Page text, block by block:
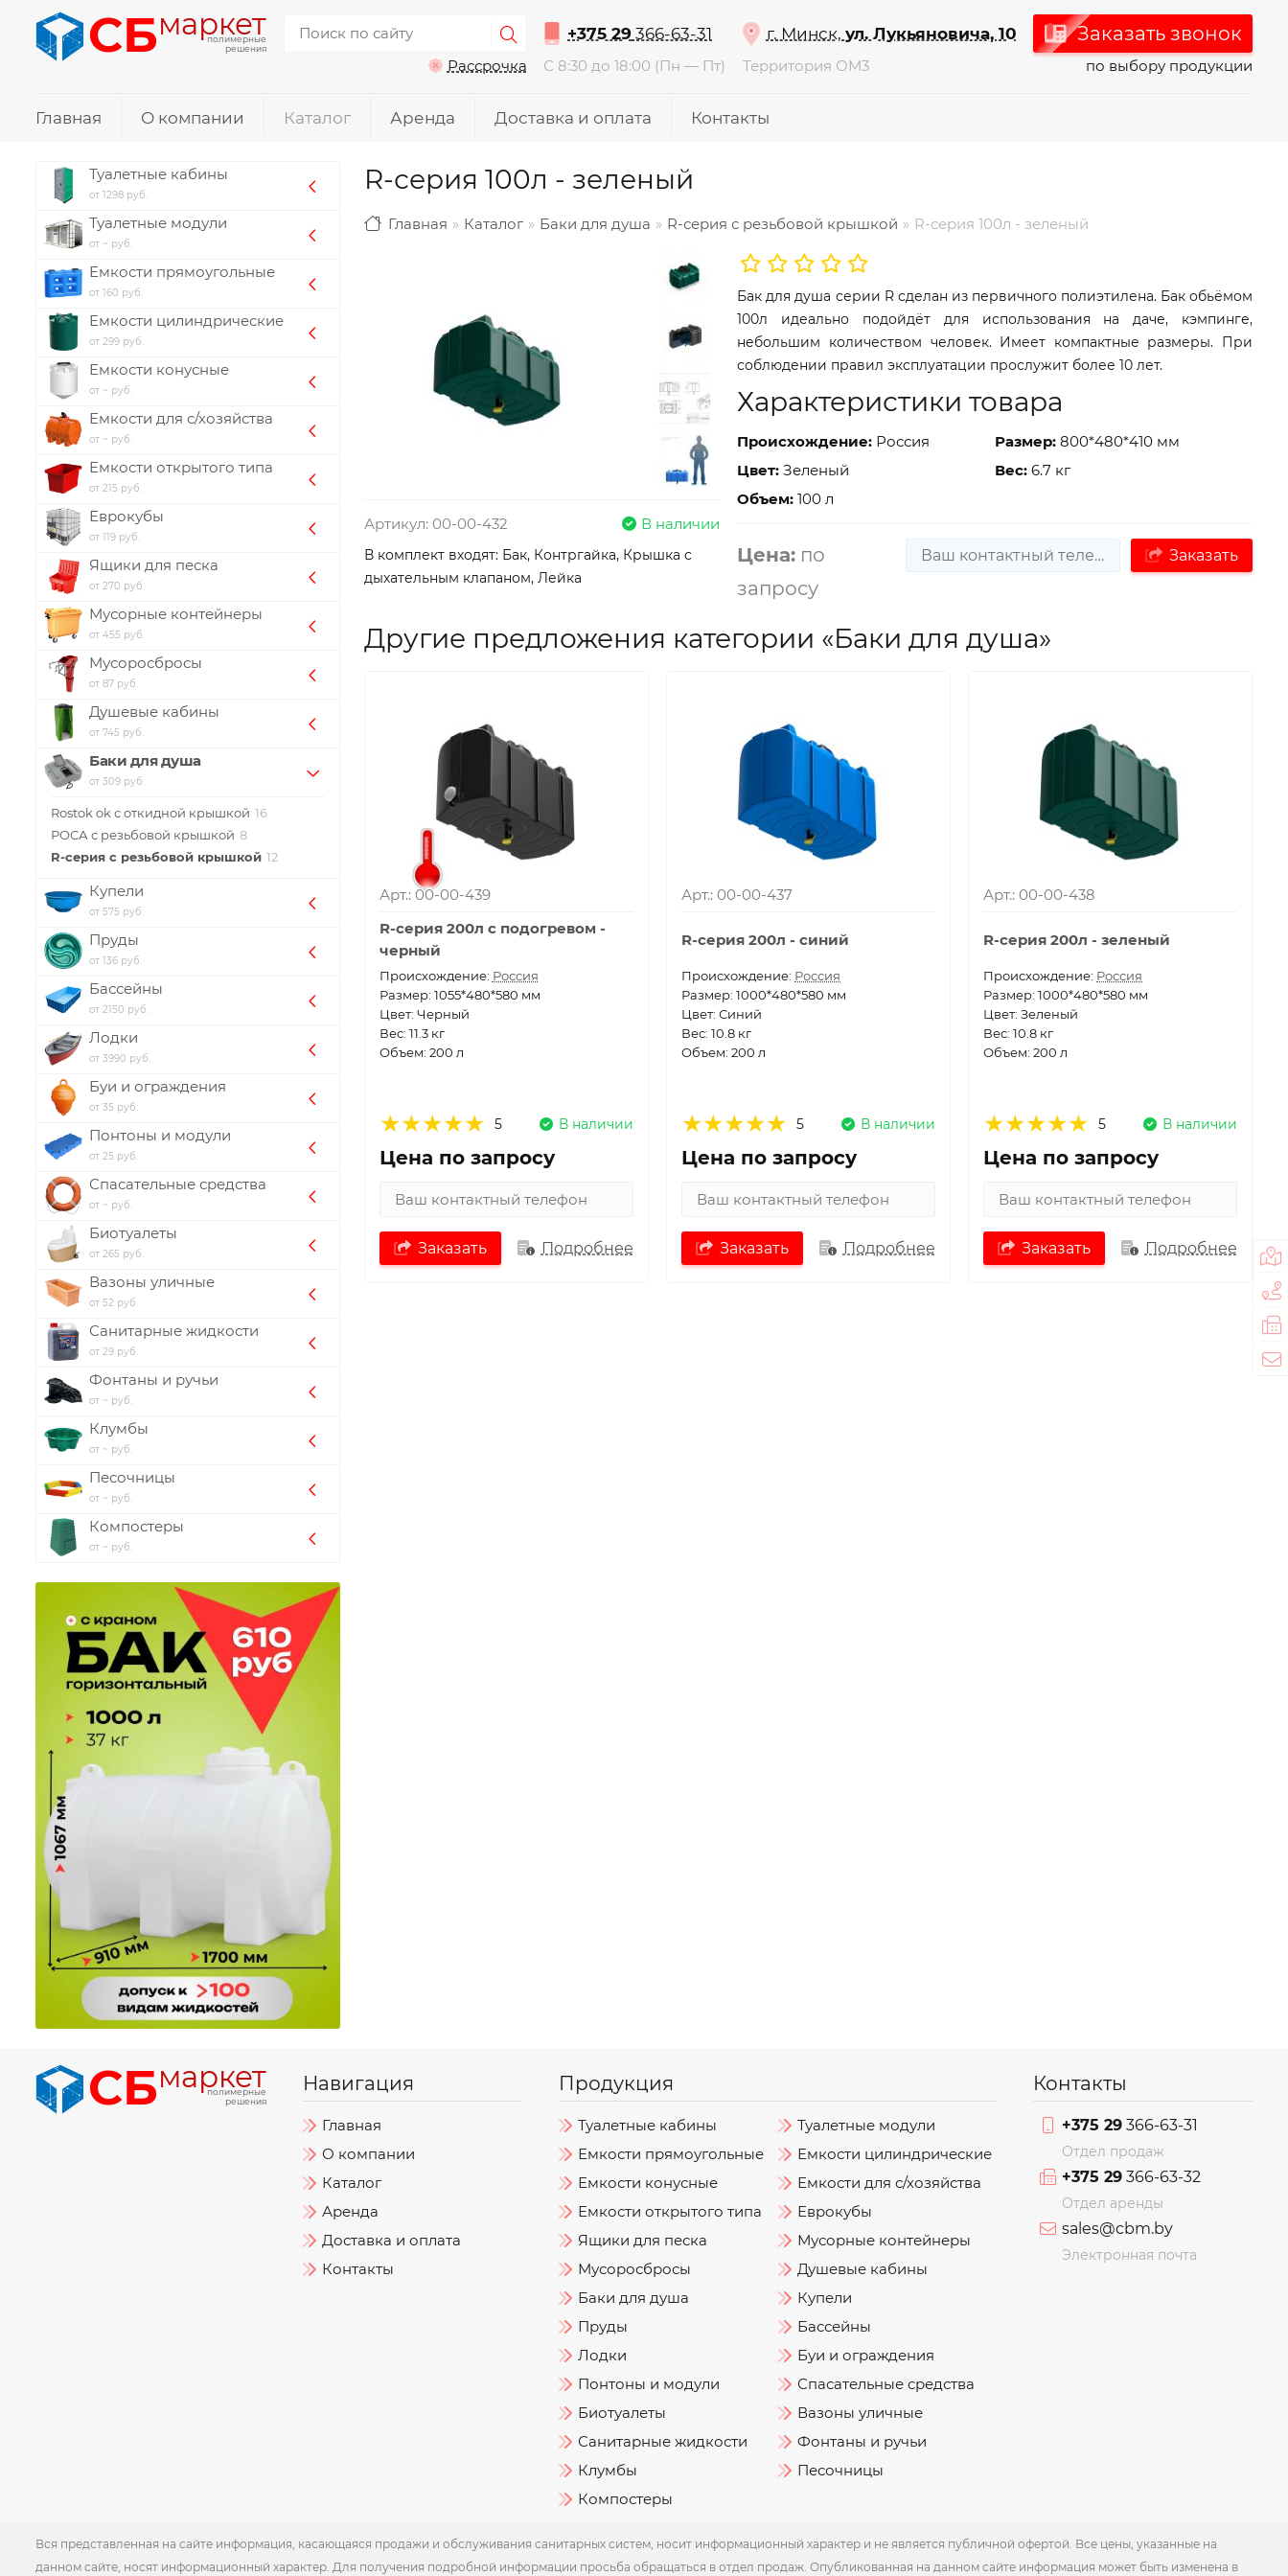
СБмаркет
полимерные
решения
Рассрочка
+375 29 366-63-31
С 8:30 до 18:00 (Пн — Пт)
г. Минск, ул. Лукьяновича, 10
Территория ОМ3
Заказать звонок
по выбору продукции
Главная О компании Каталог Аренда Доставка и оплата Контакты
Туалетные кабины
от 1298 руб.
Туалетные модули
от ~ руб.
Емкости прямоугольные
от 160 руб.
Емкости цилиндрические
от 299 руб.
Емкости конусные
от ~ руб.
Емкости для с/хозяйства
от ~ руб.
Емкости открытого типа
от 215 руб.
Еврокубы
от 119 руб.
Ящики для песка
от 270 руб.
Мусорные контейнеры
от 455 руб.
Мусоросбросы
от 87 руб.
Душевые кабины
от 745 руб.
Баки для душа
от 309 руб.
Rostok ok с откидной крышкой 16
РОСА с резьбовой крышкой 8
R-серия с резьбовой крышкой 12
Купели
от 575 руб.
Пруды
от 136 руб.
Бассейны
от 2150 руб.
Лодки
от 3990 руб.
Буи и ограждения
от 35 руб.
Понтоны и модули
от 25 руб.
Спасательные средства
от ~ руб.
Биотуалеты
от 265 руб.
Вазоны уличные
от 52 руб.
Санитарные жидкости
от 29 руб.
Фонтаны и ручьи
от ~ руб.
Клумбы
от ~ руб.
Песочницы
от ~ руб.
Компостеры
от ~ руб.
R-серия 100л - зеленый
Главная Каталог Баки для душа R-серия с резьбовой крышкой R-серия 100л - зеленый
Артикул: 00-00-432 В наличии
В комплект входят: Бак, Контргайка, Крышка с
дыхательным клапаном, Лейка
Бак для душа серии R сделан из первичного полиэтилена. Бак обьёмом
100л идеально подойдёт для использования на даче, кэмпинге,
небольшим количеством человек. Имеет компактные размеры. При
соблюдении правил эксплуатации прослужит более 10 лет.
Характеристики товара
Проиcхождение: Россия Размер: 800*480*410 мм
Цвет: Зеленый Вес: 6.7 кг
Объем: 100 л
Цена: по
запросу
Заказать
Другие предложения категории «Баки для душа»
Арт.: 00-00-439
R-серия 200л с подогревом -
черный
Проиcхождение: Россия
Размер: 1055*480*580 мм
Цвет: Черный
Вес: 11.3 кг
Объем: 200 л
5 В наличии
Цена по запросу
Заказать Подробнее
Арт.: 00-00-437
R-серия 200л - синий
Проиcхождение: Россия
Размер: 1000*480*580 мм
Цвет: Синий
Вес: 10.8 кг
Объем: 200 л
5 В наличии
Цена по запросу
Заказать Подробнее
Арт.: 00-00-438
R-серия 200л - зеленый
Проиcхождение: Россия
Размер: 1000*480*580 мм
Цвет: Зеленый
Вес: 10.8 кг
Объем: 200 л
5 В наличии
Цена по запросу
Заказать Подробнее
СБмаркет
полимерные
решения
Навигация
Главная
О компании
Каталог
Аренда
Доставка и оплата
Контакты
Продукция
Туалетные кабины
Туалетные модули
Емкости прямоугольные
Емкости цилиндрические
Емкости конусные
Емкости для с/хозяйства
Емкости открытого типа
Еврокубы
Ящики для песка
Мусорные контейнеры
Мусоросбросы
Душевые кабины
Баки для душа
Купели
Пруды
Бассейны
Лодки
Буи и ограждения
Понтоны и модули
Спасательные средства
Биотуалеты
Вазоны уличные
Санитарные жидкости
Фонтаны и ручьи
Клумбы
Песочницы
Компостеры
Контакты
+375 29 366-63-31
Отдел продаж
+375 29 366-63-32
Отдел аренды
sales@cbm.by
Электронная почта
Вся представленная на сайте информация, касающаяся продажи и обслуживания санитарных систем, носит информационный характер и не является публичной офертой. Все цены, указанные на
данном сайте, носят информационный характер. Для получения подробной информации просьба обращаться в отдел продаж. Опубликованная на данном сайте информация может быть изменена в